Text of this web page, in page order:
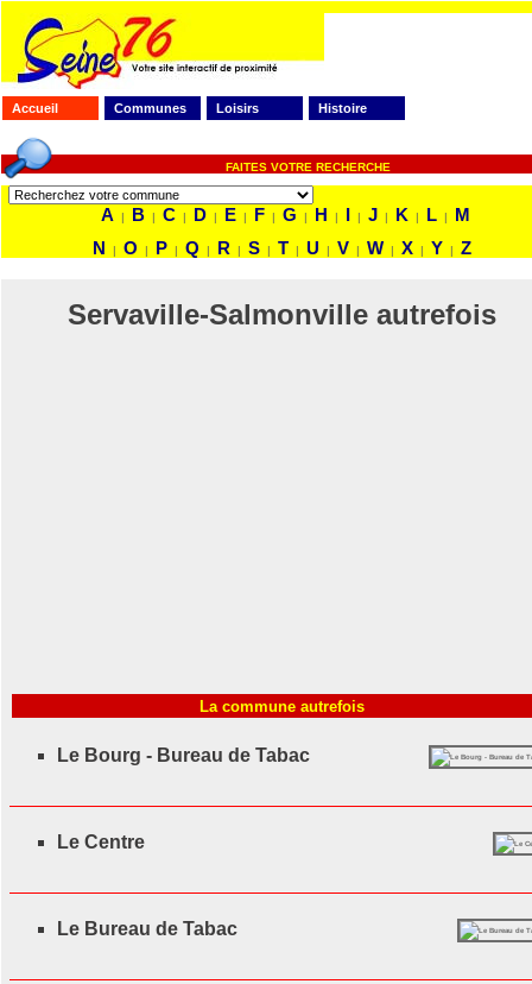
Accueil Communes Loisirs Histoire
FAITES VOTRE RECHERCHE
A | B | C | D | E | F | G | H | I | J | K | L |
M
N
| O | P | Q | R | S | T | U | V | W | X | Y | Z
Servaville-Salmonville autrefois
La commune autrefois
Le Bourg - Bureau de Tabac
Le Centre
Le Bureau de Tabac